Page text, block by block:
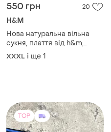
550 грн 20
H&M
Нова натуральна вільна
сукня, плаття від h&m,
великий розмір, батал.
XXXL і ще 1
TOP